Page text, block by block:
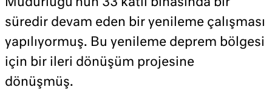
Müdürlüğü’nün 33 katlı binasında bir
süredir devam eden bir yenileme çalışması
yapılıyormuş. Bu yenileme deprem bölgesi
için bir ileri dönüşüm projesine
dönüşmüş.